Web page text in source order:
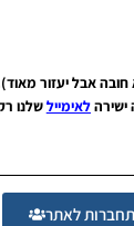
ישירהלאימיילשלנו
לאתר